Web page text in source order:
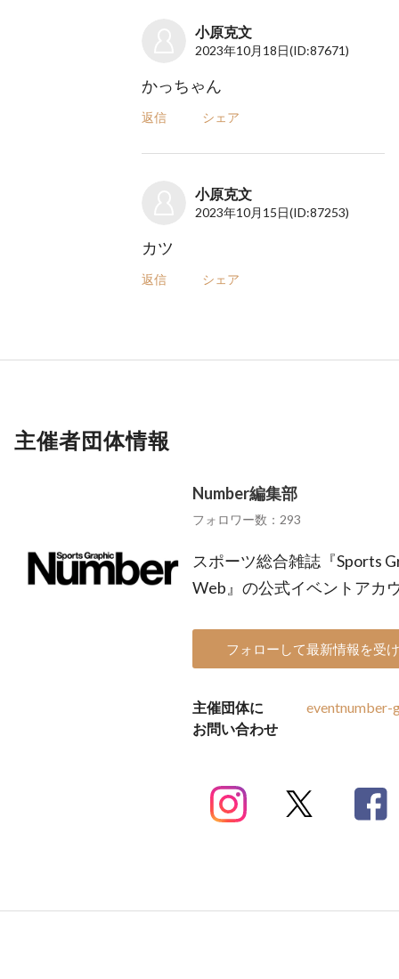
小原克文
2023年10月18日(ID:87671)
かっちゃん
返信 シェア
小原克文
2023年10月15日(ID:87253)
カツ
返信 シェア
主催者団体情報
Number編集部
フォロワー数：293
スポーツ総合雑誌『Sports
Web』の公式イベントアカ
フォローして最新情報を受
主催団体に
お問い合わせ
eventnumber-